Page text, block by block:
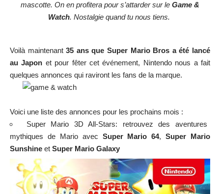
mascotte. On en profitera pour s’attarder sur le Game &
Watch. Nostalgie quand tu nous tiens.
Voilà maintenant35 ans que Super Mario Bros a été lancé
au Japon et pour fêter cet événement, Nintendo nous a fait
quelques annonces qui raviront les fans de la marque.
Voici une liste des annonces pour les prochains mois :
Super Mario 3D All-Stars: retrouvez des aventures
mythiques de Mario avec Super Mario 64,Super Mario
Sunshine et Super Mario Galaxy